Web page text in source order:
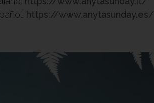
https://www.anytasunday.es/